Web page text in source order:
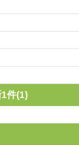
件(1)